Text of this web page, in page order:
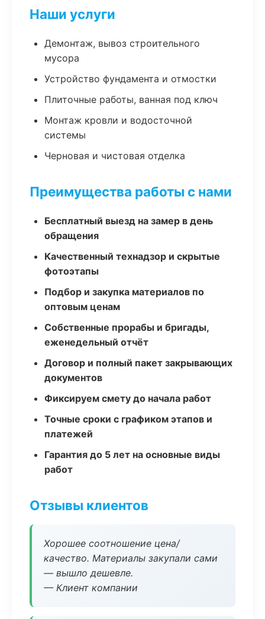
Наши услуги
Демонтаж, вывоз строительного
мусора
Устройство фундамента и отмостки
Плиточные работы, ванная под ключ
Монтаж кровли и водосточной
системы
Черновая и чистовая отделка
Преимущества работы с нами
Бесплатный выезд на замер в день
обращения
Качественный технадзор и скрытые
фотоэтапы
Подбор и закупка материалов по
оптовым ценам
Собственные прорабы и бригады,
еженедельный отчёт
Договор и полный пакет закрывающих
документов
Фиксируем смету до начала работ
Точные сроки с графиком этапов и
платежей
Гарантия до 5 лет на основные виды
работ
Отзывы клиентов
Хорошее соотношение цена/
качество. Материалы закупали сами
— вышло дешевле.
— Клиент компании